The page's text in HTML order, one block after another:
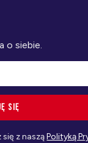
o siebie.
się z nasząPolityką